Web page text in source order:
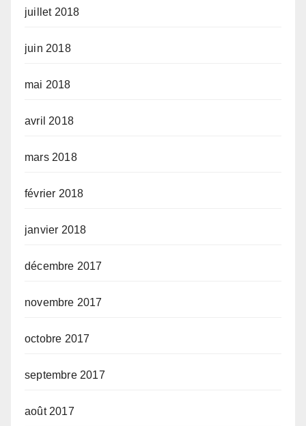
juillet 2018
juin 2018
mai 2018
avril 2018
mars 2018
février 2018
janvier 2018
décembre 2017
novembre 2017
octobre 2017
septembre 2017
août 2017